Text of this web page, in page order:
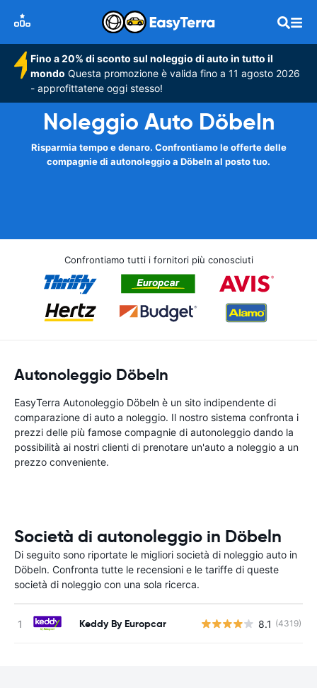
Fino a 20% di sconto sul noleggio di auto in tutto il
mondo Questa promozione è valida fino a 11 agosto 2026
- approfittatene oggi stesso!
Noleggio Auto Döbeln
Risparmia tempo e denaro. Confrontiamo le offerte delle
compagnie di autonoleggio a Döbeln al posto tuo.
Confrontiamo tutti i fornitori più conosciuti
Autonoleggio Döbeln
EasyTerra Autonoleggio Döbeln è un sito indipendente di
comparazione di auto a noleggio. Il nostro sistema confronta i
prezzi delle più famose compagnie di autonoleggio dando la
possibilità ai nostri clienti di prenotare un'auto a noleggio a un
prezzo conveniente.
Società di autonoleggio in Döbeln
Di seguito sono riportate le migliori società di noleggio auto in
Döbeln. Confronta tutte le recensioni e le tariffe di queste
società di noleggio con una sola ricerca.
Keddy By Europcar 8.1 (4319)